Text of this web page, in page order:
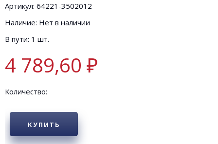
Артикул: 64221-3502012
Наличие: Нет в наличии
В пути: 1 шт.
4 789,60 ₽
Количество:
КУПИТЬ